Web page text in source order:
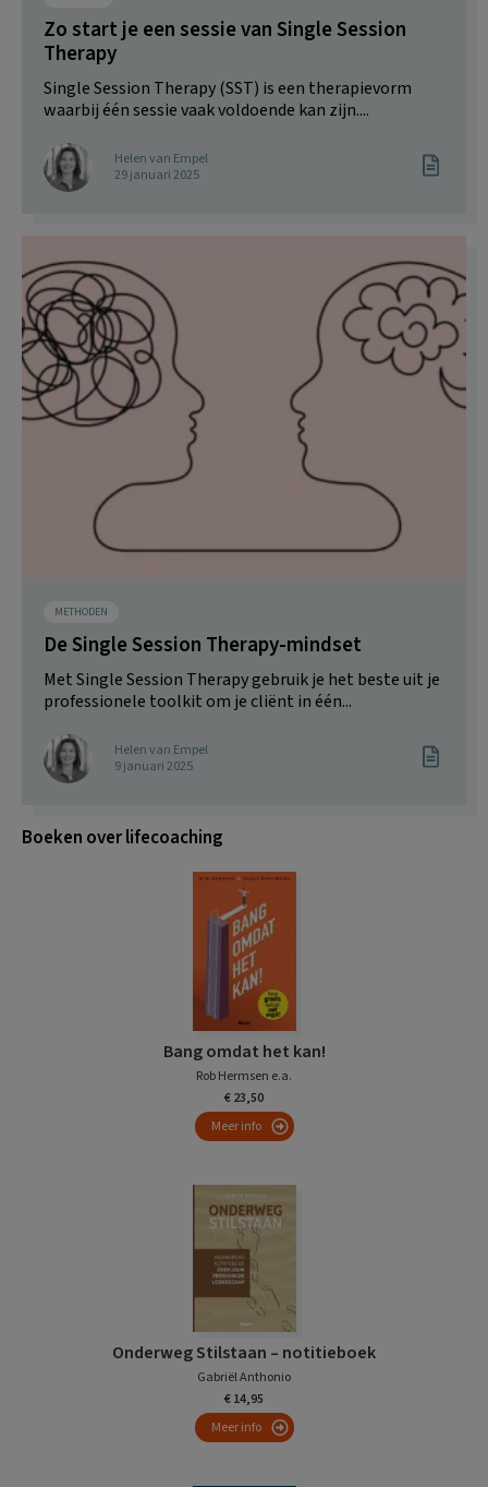
Zo start je een sessie van Single Session
Therapy
Single Session Therapy (SST) is een therapievorm
waarbij één sessie vaak voldoende kan zijn....
Helen van Empel
29 januari 2025
METHODEN
De Single Session Therapy-mindset
Met Single Session Therapy gebruik je het beste uit je
professionele toolkit om je cliënt in één...
Helen van Empel
9 januari 2025
Boeken over lifecoaching
Bang omdat het kan!
Rob Hermsen e.a.
€ 23,50
Meer info
Onderweg Stilstaan – notitieboek
Gabriël Anthonio
€ 14,95
Meer info